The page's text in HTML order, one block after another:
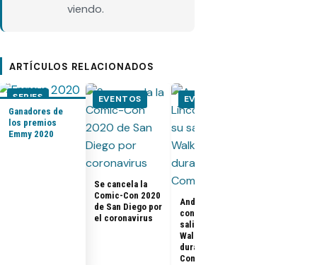
viendo.
ARTÍCULOS RELACIONADOS
SERIES
Ganadores de
los premios
Emmy 2020
EVENTOS
Se cancela la
Comic-Con 2020
de San Diego por
el coronavirus
EVENTOS
Andrew Lincoln
confirma su
salida de The
Walking Dead
durante la
Comic-Con